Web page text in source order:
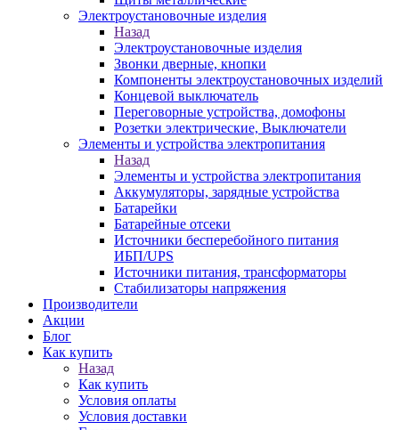
Электроустановочные изделия
Назад
Электроустановочные изделия
Звонки дверные, кнопки
Компоненты электроустановочных изделий
Концевой выключатель
Переговорные устройства, домофоны
Розетки электрические, Выключатели
Элементы и устройства электропитания
Назад
Элементы и устройства электропитания
Аккумуляторы, зарядные устройства
Батарейки
Батарейные отсеки
Источники бесперебойного питания
ИБП/UPS
Источники питания, трансформаторы
Стабилизаторы напряжения
Производители
Акции
Блог
Как купить
Назад
Как купить
Условия оплаты
Условия доставки